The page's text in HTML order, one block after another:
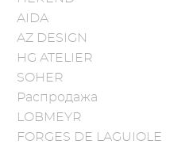
AIDA
AZ DESIGN
HG ATELIER
SOHER
Распродажа
LOBMEYR
FORGES DE LAGUIOLE